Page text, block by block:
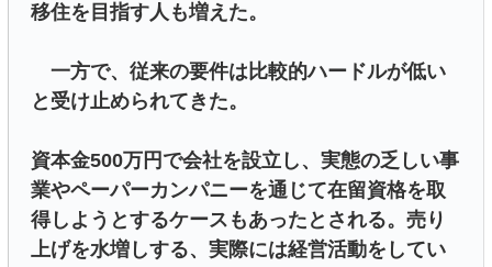
移住を目指す人も増えた。
一方で、従来の要件は比較的ハードルが低い
と受け止められてきた。
資本金500万円で会社を設立し、実態の乏しい事
業やペーパーカンパニーを通じて在留資格を取
得しようとするケースもあったとされる。売り
上げを水増しする、実際には経営活動をしてい